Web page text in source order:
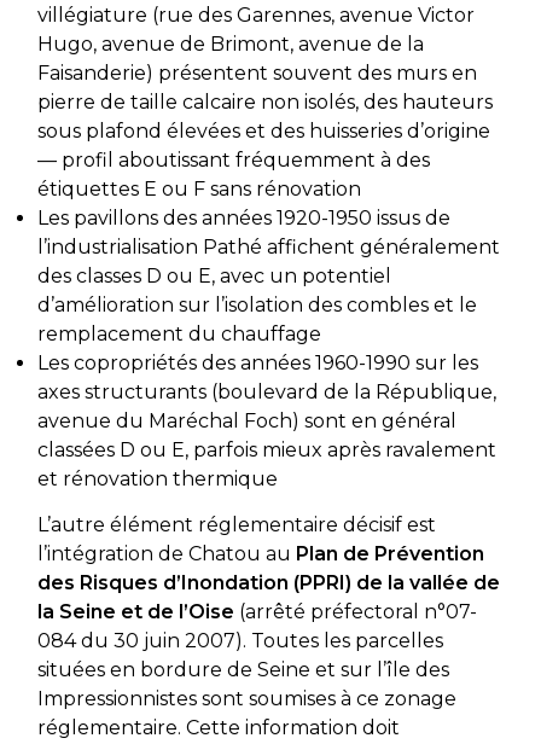
villégiature (rue des Garennes, avenue Victor
Hugo, avenue de Brimont, avenue de la
Faisanderie) présentent souvent des murs en
pierre de taille calcaire non isolés, des hauteurs
sous plafond élevées et des huisseries d’origine
— profil aboutissant fréquemment à des
étiquettes E ou F sans rénovation
Les pavillons des années 1920-1950 issus de
l’industrialisation Pathé affichent généralement
des classes D ou E, avec un potentiel
d’amélioration sur l’isolation des combles et le
remplacement du chauffage
Les copropriétés des années 1960-1990 sur les
axes structurants (boulevard de la République,
avenue du Maréchal Foch) sont en général
classées D ou E, parfois mieux après ravalement
et rénovation thermique
L’autre élément réglementaire décisif est
l’intégration de Chatou au Plan de Prévention
des Risques d’Inondation (PPRI) de la vallée de
la Seine et de l’Oise (arrêté préfectoral n°07-
084 du 30 juin 2007). Toutes les parcelles
situées en bordure de Seine et sur l’île des
Impressionnistes sont soumises à ce zonage
réglementaire. Cette information doit